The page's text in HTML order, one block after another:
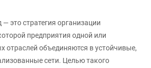
это стратегия организации
предприятия одной или
отраслей объединяются в устойчивые,
сети. Целью такого